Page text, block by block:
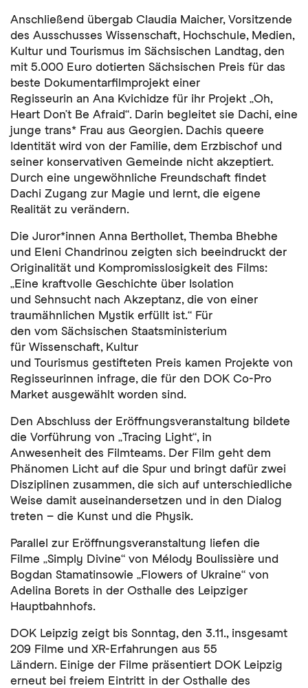
Anschließend übergab Claudia Maicher, Vorsitzende
des Ausschusses Wissenschaft, Hochschule, Medien,
Kultur und Tourismus im Sächsischen Landtag, den
mit 5.000 Euro dotierten Sächsischen Preis für das
beste Dokumentarfilmprojekt einer
Regisseurin an Ana Kvichidze für ihr Projekt „Oh,
Heart Don’t Be Afraid“. Darin begleitet sie Dachi, eine
junge trans* Frau aus Georgien. Dachis queere
Identität wird von der Familie, dem Erzbischof und
seiner konservativen Gemeinde nicht akzeptiert.
Durch eine ungewöhnliche Freundschaft findet
Dachi Zugang zur Magie und lernt, die eigene
Realität zu verändern.
Die Juror*innen Anna Berthollet, Themba Bhebhe
und Eleni Chandrinou zeigten sich beeindruckt der
Originalität und Kompromisslosigkeit des Films:
„Eine kraftvolle Geschichte über Isolation
und Sehnsucht nach Akzeptanz, die von einer
traumähnlichen Mystik erfüllt ist.“ Für
den vom Sächsischen Staatsministerium
für Wissenschaft, Kultur
und Tourismus gestifteten Preis kamen Projekte von
Regisseurinnen infrage, die für den DOK Co-Pro
Market ausgewählt worden sind.
Den Abschluss der Eröffnungsveranstaltung bildete
die Vorführung von „Tracing Light“, in
Anwesenheit des Filmteams. Der Film geht dem
Phänomen Licht auf die Spur und bringt dafür zwei
Disziplinen zusammen, die sich auf unterschiedliche
Weise damit auseinandersetzen und in den Dialog
treten – die Kunst und die Physik.
Parallel zur Eröffnungsveranstaltung liefen die
Filme „Simply Divine“ von Mélody Boulissière und
Bogdan Stamatinsowie „Flowers of Ukraine“ von
Adelina Borets in der Osthalle des Leipziger
Hauptbahnhofs.
DOK Leipzig zeigt bis Sonntag, den 3.11., insgesamt
209 Filme und XR-Erfahrungen aus 55
Ländern. Einige der Filme präsentiert DOK Leipzig
erneut bei freiem Eintritt in der Osthalle des